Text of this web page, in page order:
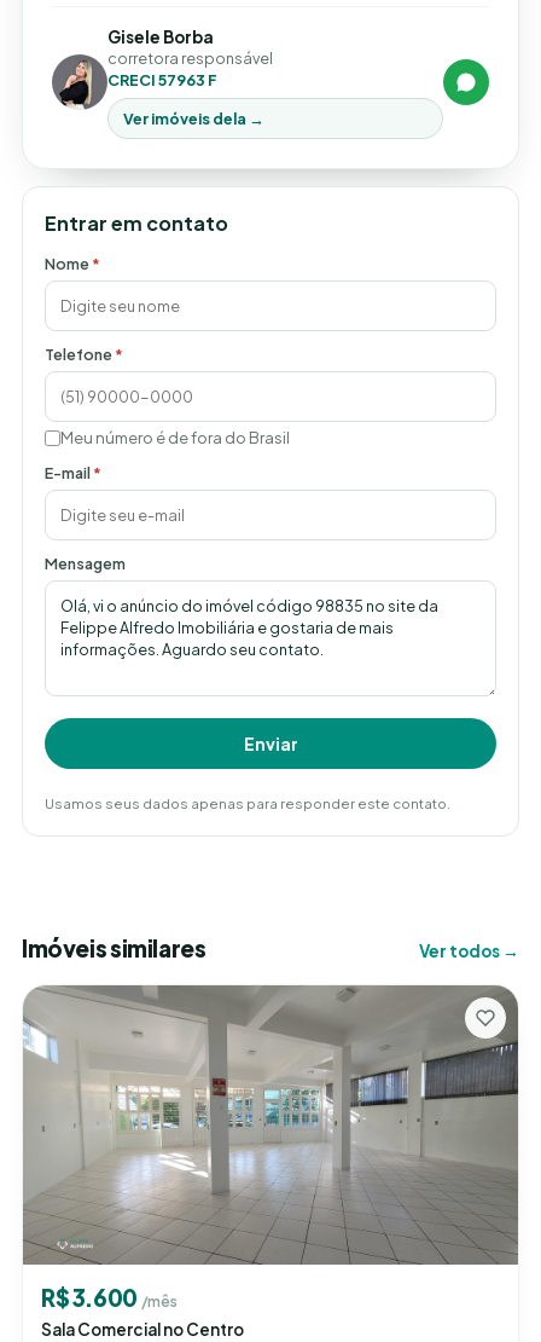
Gisele Borba
corretora responsável
CRECI 57963 F
Ver imóveis dela →
Entrar em contato
Nome*
Telefone*
Meu número é de fora do Brasil
E-mail*
Mensagem
Enviar
Usamos seus dados apenas para responder este contato.
Imóveis similares Ver todos →
R$ 3.600 /mês
Sala Comercial no Centro